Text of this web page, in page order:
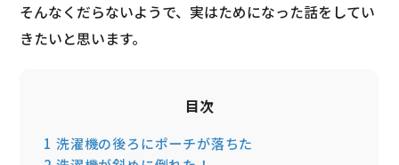
そんなくだらないようで、実はためになった話をしてい
きたいと思います。
目次
1 洗濯機の後ろにポーチが落ちた